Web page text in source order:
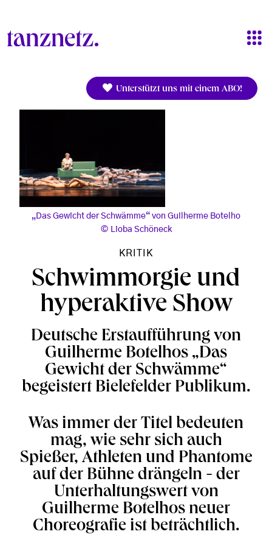
Unterstützt uns mit einem ABO!
„Das Gewicht der Schwämme“ von Guilherme Botelho
Lioba Schöneck
KRITIK
Schwimmorgie und
hyperaktive Show
Deutsche Erstaufführung von
Guilherme Botelhos „Das
Gewicht der Schwämme“
begeistert Bielefelder Publikum.
Was immer der Titel bedeuten
mag, wie sehr sich auch
Spießer, Athleten und Phantome
auf der Bühne drängeln - der
Unterhaltungswert von
Guilherme Botelhos neuer
Choreografie ist beträchtlich.